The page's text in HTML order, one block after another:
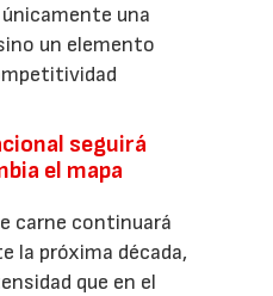
una
un elemento
seguirá
el mapa
carne continuará
la próxima década,
que en el